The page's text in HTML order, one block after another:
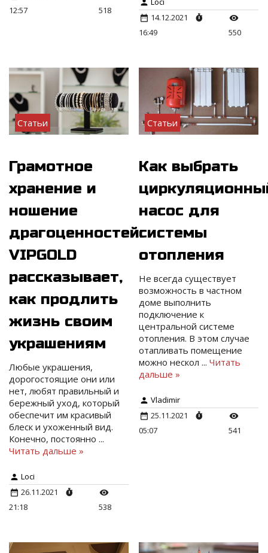
12:57
518
14.12.2021
16:49
550
Статьи
Грамотное
хранение и
ношение
драгоценностей:
VIPGOLD
рассказывает,
как продлить
жизнь своим
украшениям
Любые украшения,
дорогостоящие они или
нет, любят правильный и
бережный уход, который
обеспечит им красивый
блеск и ухоженный вид.
Конечно, постоянно ...
Читать дальше »
Loci
26.11.2021
21:18
538
Статьи
Как выбрать
насос для
системы
отопления
Не всегда существует
возможность в частном
доме выполнить
подключение к
центральной системе
отопления. В этом случае
отапливать помещение
можно нескол...Читать
дальше »
Vladimir
25.11.2021
05:07
541